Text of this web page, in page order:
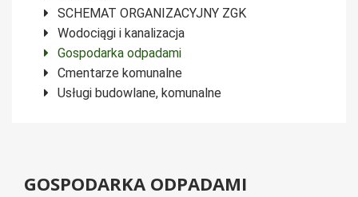
SCHEMAT ORGANIZACYJNY ZGK
Wodociągi i kanalizacja
Gospodarka odpadami
Cmentarze komunalne
Usługi budowlane, komunalne
GOSPODARKA ODPADAMI